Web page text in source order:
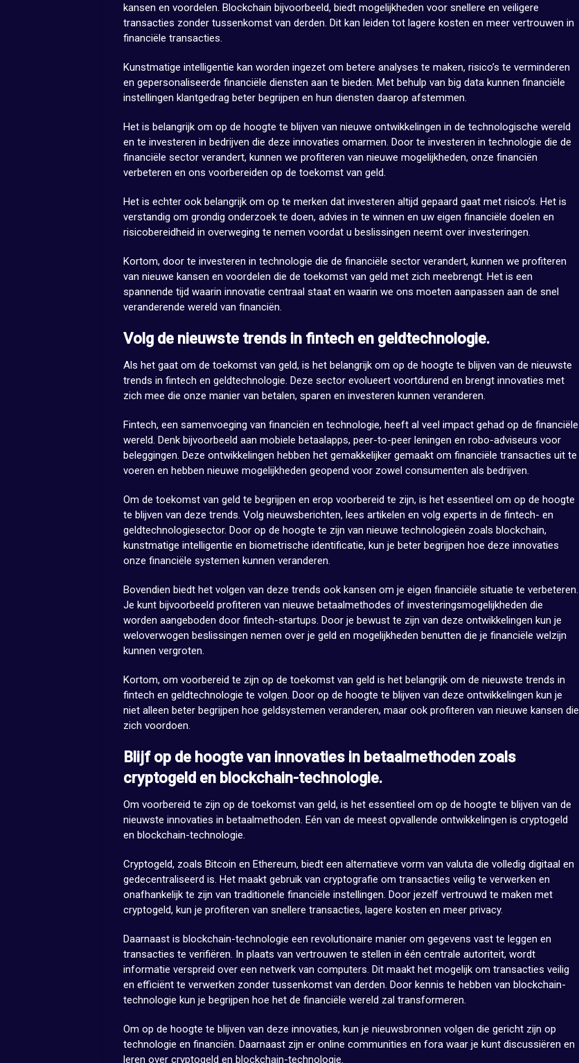
kansen en voordelen. Blockchain bijvoorbeeld, biedt mogelijkheden voor snellere en veiligere
transacties zonder tussenkomst van derden. Dit kan leiden tot lagere kosten en meer vertrouwen in
financiële transacties.
Kunstmatige intelligentie kan worden ingezet om betere analyses te maken, risico’s te verminderen
en gepersonaliseerde financiële diensten aan te bieden. Met behulp van big data kunnen financiële
instellingen klantgedrag beter begrijpen en hun diensten daarop afstemmen.
Het is belangrijk om op de hoogte te blijven van nieuwe ontwikkelingen in de technologische wereld
en te investeren in bedrijven die deze innovaties omarmen. Door te investeren in technologie die de
financiële sector verandert, kunnen we profiteren van nieuwe mogelijkheden, onze financiën
verbeteren en ons voorbereiden op de toekomst van geld.
Het is echter ook belangrijk om op te merken dat investeren altijd gepaard gaat met risico’s. Het is
verstandig om grondig onderzoek te doen, advies in te winnen en uw eigen financiële doelen en
risicobereidheid in overweging te nemen voordat u beslissingen neemt over investeringen.
Kortom, door te investeren in technologie die de financiële sector verandert, kunnen we profiteren
van nieuwe kansen en voordelen die de toekomst van geld met zich meebrengt. Het is een
spannende tijd waarin innovatie centraal staat en waarin we ons moeten aanpassen aan de snel
veranderende wereld van financiën.
Volg de nieuwste trends in fintech en geldtechnologie.
Als het gaat om de toekomst van geld, is het belangrijk om op de hoogte te blijven van de nieuwste
trends in fintech en geldtechnologie. Deze sector evolueert voortdurend en brengt innovaties met
zich mee die onze manier van betalen, sparen en investeren kunnen veranderen.
Fintech, een samenvoeging van financiën en technologie, heeft al veel impact gehad op de financiële
wereld. Denk bijvoorbeeld aan mobiele betaalapps, peer-to-peer leningen en robo-adviseurs voor
beleggingen. Deze ontwikkelingen hebben het gemakkelijker gemaakt om financiële transacties uit te
voeren en hebben nieuwe mogelijkheden geopend voor zowel consumenten als bedrijven.
Om de toekomst van geld te begrijpen en erop voorbereid te zijn, is het essentieel om op de hoogte
te blijven van deze trends. Volg nieuwsberichten, lees artikelen en volg experts in de fintech- en
geldtechnologiesector. Door op de hoogte te zijn van nieuwe technologieën zoals blockchain,
kunstmatige intelligentie en biometrische identificatie, kun je beter begrijpen hoe deze innovaties
onze financiële systemen kunnen veranderen.
Bovendien biedt het volgen van deze trends ook kansen om je eigen financiële situatie te verbeteren.
Je kunt bijvoorbeeld profiteren van nieuwe betaalmethodes of investeringsmogelijkheden die
worden aangeboden door fintech-startups. Door je bewust te zijn van deze ontwikkelingen kun je
weloverwogen beslissingen nemen over je geld en mogelijkheden benutten die je financiële welzijn
kunnen vergroten.
Kortom, om voorbereid te zijn op de toekomst van geld is het belangrijk om de nieuwste trends in
fintech en geldtechnologie te volgen. Door op de hoogte te blijven van deze ontwikkelingen kun je
niet alleen beter begrijpen hoe geldsystemen veranderen, maar ook profiteren van nieuwe kansen die
zich voordoen.
Blijf op de hoogte van innovaties in betaalmethoden zoals
cryptogeld en blockchain-technologie.
Om voorbereid te zijn op de toekomst van geld, is het essentieel om op de hoogte te blijven van de
nieuwste innovaties in betaalmethoden. Eén van de meest opvallende ontwikkelingen is cryptogeld
en blockchain-technologie.
Cryptogeld, zoals Bitcoin en Ethereum, biedt een alternatieve vorm van valuta die volledig digitaal en
gedecentraliseerd is. Het maakt gebruik van cryptografie om transacties veilig te verwerken en
onafhankelijk te zijn van traditionele financiële instellingen. Door jezelf vertrouwd te maken met
cryptogeld, kun je profiteren van snellere transacties, lagere kosten en meer privacy.
Daarnaast is blockchain-technologie een revolutionaire manier om gegevens vast te leggen en
transacties te verifiëren. In plaats van vertrouwen te stellen in één centrale autoriteit, wordt
informatie verspreid over een netwerk van computers. Dit maakt het mogelijk om transacties veilig
en efficiënt te verwerken zonder tussenkomst van derden. Door kennis te hebben van blockchain-
technologie kun je begrijpen hoe het de financiële wereld zal transformeren.
Om op de hoogte te blijven van deze innovaties, kun je nieuwsbronnen volgen die gericht zijn op
technologie en financiën. Daarnaast zijn er online communities en fora waar je kunt discussiëren en
leren over cryptogeld en blockchain-technologie.